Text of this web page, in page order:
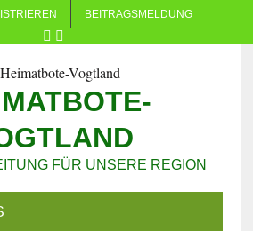
BEITRAGSMELDUNG
FÜR UNSERE REGION